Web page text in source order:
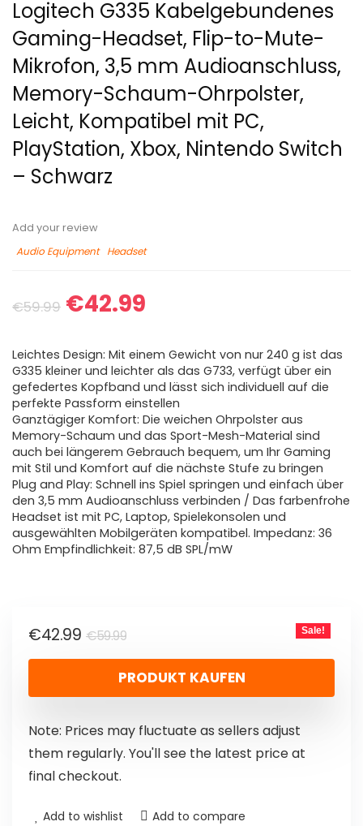
Logitech G335 Kabelgebundenes
Gaming-Headset, Flip-to-Mute-
Mikrofon, 3,5 mm Audioanschluss,
Memory-Schaum-Ohrpolster,
Leicht, Kompatibel mit PC,
PlayStation, Xbox, Nintendo Switch
– Schwarz
Add your review
Audio Equipment
Headset
€59.99 €42.99
Leichtes Design: Mit einem Gewicht von nur 240 g ist das
G335 kleiner und leichter als das G733, verfügt über ein
gefedertes Kopfband und lässt sich individuell auf die
perfekte Passform einstellen
Ganztägiger Komfort: Die weichen Ohrpolster aus
Memory-Schaum und das Sport-Mesh-Material sind
auch bei längerem Gebrauch bequem, um Ihr Gaming
mit Stil und Komfort auf die nächste Stufe zu bringen
Plug and Play: Schnell ins Spiel springen und einfach über
den 3,5 mm Audioanschluss verbinden / Das farbenfrohe
Headset ist mit PC, Laptop, Spielekonsolen und
ausgewählten Mobilgeräten kompatibel. Impedanz: 36
Ohm Empfindlichkeit: 87,5 dB SPL/mW
€59.99
€42.99 Sale!
PRODUKT KAUFEN
Note: Prices may fluctuate as sellers adjust
them regularly. You'll see the latest price at
final checkout.
Add to wishlist Add to compare